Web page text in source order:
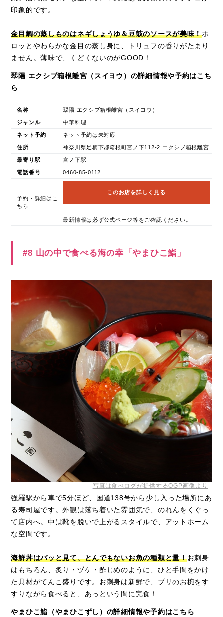
印象的です。
金目鯛の蒸しものはネギしょうゆ＆豆鼓のソースが美味！ホ
ロッとやわらかな金目の蒸し身に、トリュフの香りがたまり
ません。薄味で、くどくないのがGOOD！
翆陽 エクシブ箱根離宮（スイヨウ）の詳細情報や予約はこち
ら
名称 翆陽 エクシブ箱根離宮（スイヨウ）
ジャンル 中華料理
ネット予約 ネット予約は未対応
住所 神奈川県足柄下郡箱根町宮ノ下112-2 エクシブ箱根離宮
最寄り駅 宮ノ下駅
電話番号 0460-85-0112
予約・詳細はこ
ちら
このお店を詳しく見る
最新情報は必ず公式ページ等をご確認ください。
#8 山の中で食べる海の幸「やまひこ鮨」
写真は食べログが提供するOGP画像より
強羅駅から車で5分ほど、国道138号から少し入った場所にあ
る寿司屋です。外観は落ち着いた雰囲気で、のれんをくぐっ
て店内へ。中は靴を脱いで上がるスタイルで、アットホーム
な空間です。
海鮮丼はパッと見て、とんでもないお魚の種類と量！お刺身
はもちろん、炙り・ヅケ・酢じめのように、ひと手間をかけ
た具材がてんこ盛りです。お刺身は新鮮で、ブリのお椀をす
すりながら食べると、あっという間に完食！
やまひこ鮨（やまひこずし）の詳細情報や予約はこちら